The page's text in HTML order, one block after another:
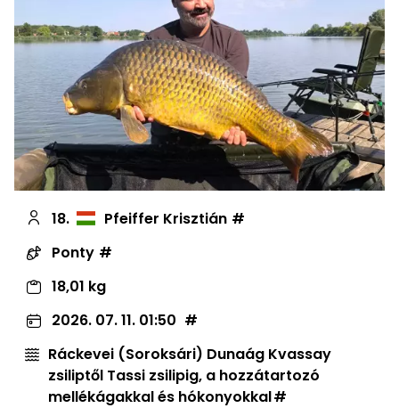
18.
Pfeiffer Krisztián
Ponty
18,01 kg
2026. 07. 11. 01:50
Ráckevei (Soroksári) Dunaág Kvassay
zsiliptől Tassi zsilipig, a hozzátartozó
mellékágakkal és hókonyokkal